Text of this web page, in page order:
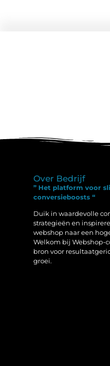
Over Bedrijf
” Het platform voor
conversieboosts “
Duik in waardevolle
strategieën en
webshop naar een
Welkom bij Webshop-
bron voor
groei.